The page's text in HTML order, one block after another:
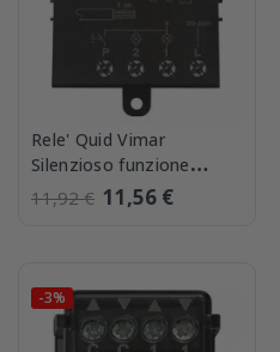
Rele' Quid Vimar
Silenzioso funzione
commutatore Vimar
03993
11,92 € 11,56 €
-3%